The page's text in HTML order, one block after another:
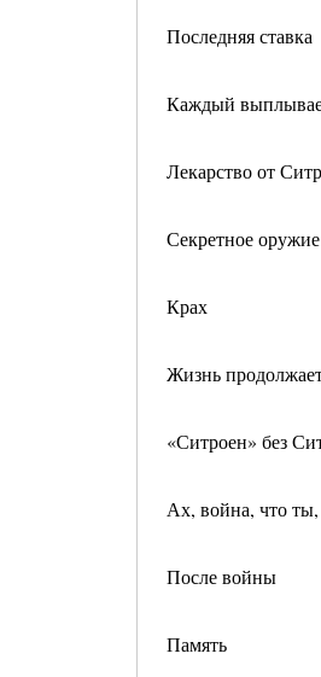
Последняя ставка
Каждый
Лекарство от
Секретное оружие
Крах
Жизнь
«Ситроен» без
Ах, война, что ты,
После войны
Память